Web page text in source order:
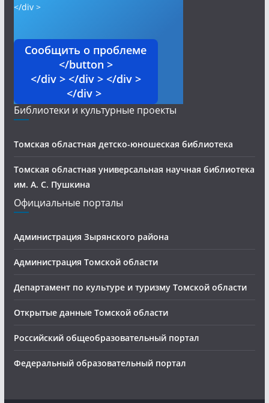
</div >
Сообщить о проблеме
</button >
</div > </div > </div >
</div >
Библиотеки и культурные проекты
Томская областная детско-юношеская библиотека
Томская областная универсальная научная библиотека
им. А. С. Пушкина
Официальные порталы
Администрация Зырянского района
Администрация Томской области
Департамент по культуре и туризму Томской области
Открытые данные Томской области
Российский общеобразовательный портал
Федеральный образовательный портал